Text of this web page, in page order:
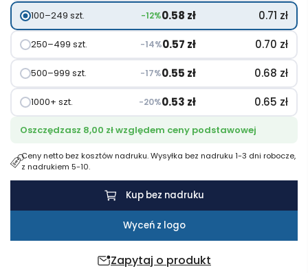
o
pojemności
l
z
włókniny
z
recyklingu
certyfikatem
Zapytaj o produkt
100–249 szt. −12%0.58 zł 0.71 zł
250–499 szt. −14%0.57 zł 0.70 zł
500–999 szt. −17%0.55 zł 0.68 zł
1000+ szt. −20%0.53 zł 0.65 zł
Oszczędzasz 8,00 zł względem ceny podstawowej
Ceny netto bez kosztów nadruku. Wysyłka bez nadruku 1-3 dni robocze,
z nadrukiem 5-10.
Kup bez nadruku
Wyceń z logo